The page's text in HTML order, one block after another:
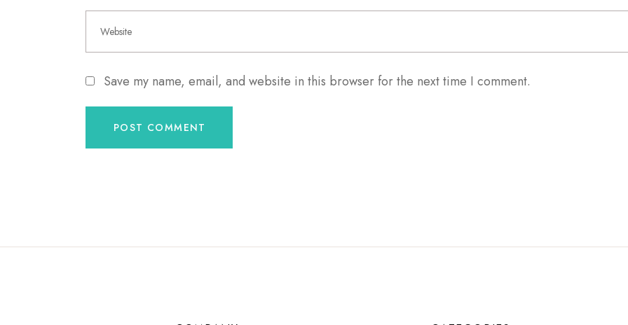
Save my name, email, and website in this browser for the next time I comment.
POST COMMENT